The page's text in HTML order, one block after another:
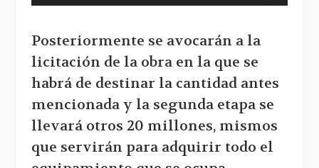
Posteriormente se avocarán a la
licitación de la obra en la que se
habrá de destinar la cantidad antes
mencionada y la segunda etapa se
llevará otros 20 millones, mismos
que servirán para adquirir todo el